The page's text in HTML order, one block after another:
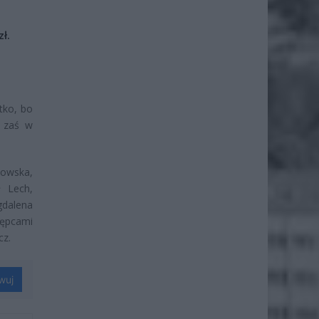
bo
zaś w
Lech,